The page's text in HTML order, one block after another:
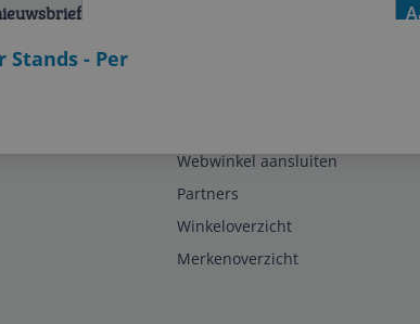
- Per
Webwinkel aansluiten
Partners
Winkeloverzicht
Merkenoverzicht